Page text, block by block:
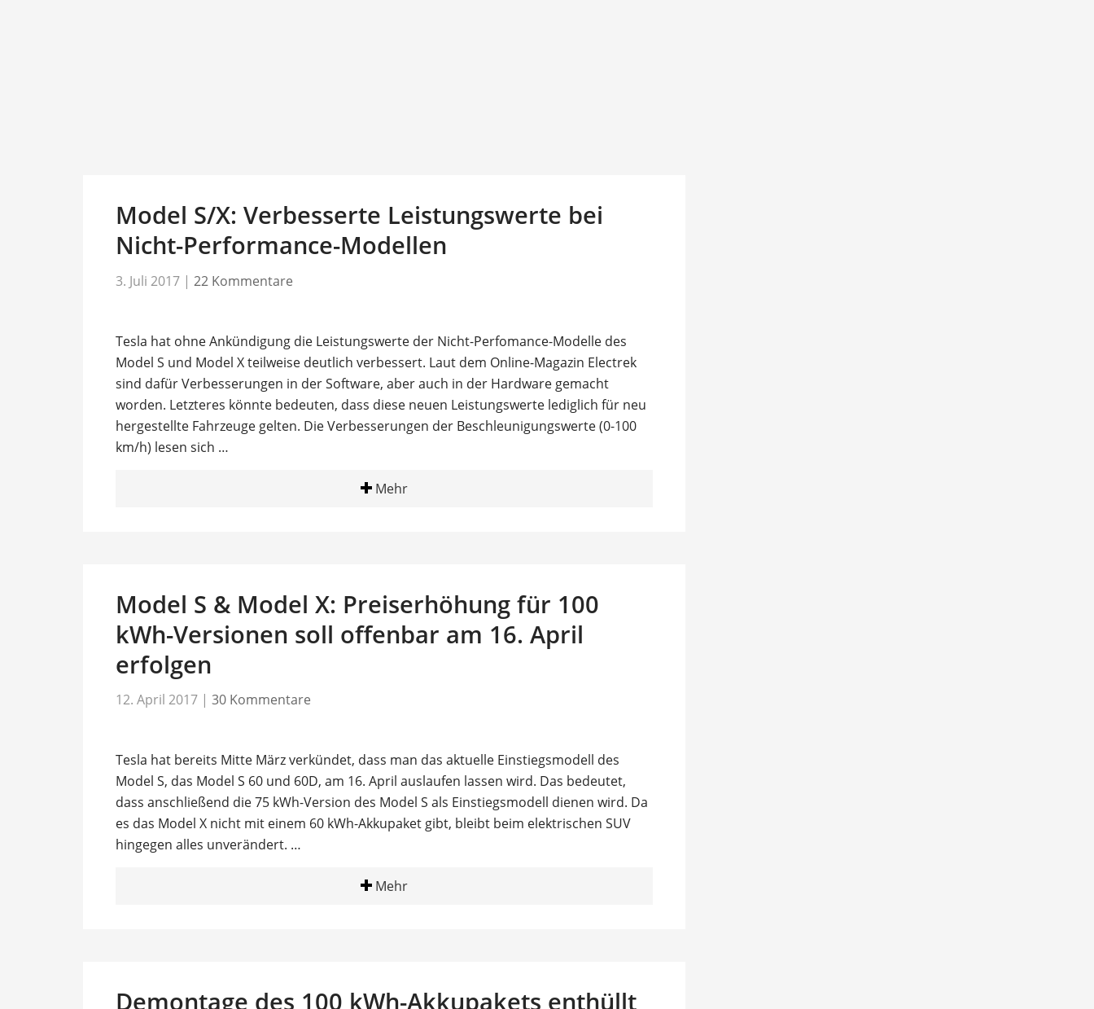
Model S/X: Verbesserte Leistungswerte bei
Nicht-Performance-Modellen
3. Juli 2017 | 22 Kommentare
Tesla hat ohne Ankündigung die Leistungswerte der Nicht-Perfomance-Modelle des
Model S und Model X teilweise deutlich verbessert. Laut dem Online-Magazin Electrek
sind dafür Verbesserungen in der Software, aber auch in der Hardware gemacht
worden. Letzteres könnte bedeuten, dass diese neuen Leistungswerte lediglich für neu
hergestellte Fahrzeuge gelten. Die Verbesserungen der Beschleunigungswerte (0-100
km/h) lesen sich …
Mehr
Model S & Model X: Preiserhöhung für 100
kWh-Versionen soll offenbar am 16. April
erfolgen
12. April 2017 | 30 Kommentare
Tesla hat bereits Mitte März verkündet, dass man das aktuelle Einstiegsmodell des
Model S, das Model S 60 und 60D, am 16. April auslaufen lassen wird. Das bedeutet,
dass anschließend die 75 kWh-Version des Model S als Einstiegsmodell dienen wird. Da
es das Model X nicht mit einem 60 kWh-Akkupaket gibt, bleibt beim elektrischen SUV
hingegen alles unverändert. …
Mehr
Demontage des 100 kWh-Akkupakets enthüllt